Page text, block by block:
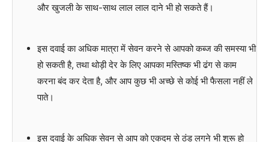
और खुजली के साथ-साथ लाल लाल दाने भी हो सकते हैं।
इस दवाई का अधिक मात्रा में सेवन करने से आपको कब्ज की समस्या भी
हो सकती है, तथा थोड़ी देर के लिए आपका मस्तिष्क भी ढंग से काम
करना बंद कर देता है, और आप कुछ भी अच्छे से कोई भी फैसला नहीं ले
पाते।
इस दवाई के अधिक सेवन से आप को एकदम से ठंड लगने भी शुरू हो